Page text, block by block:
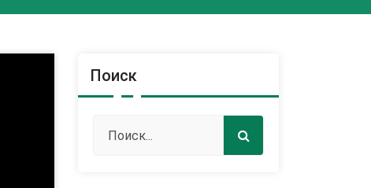
Поиск